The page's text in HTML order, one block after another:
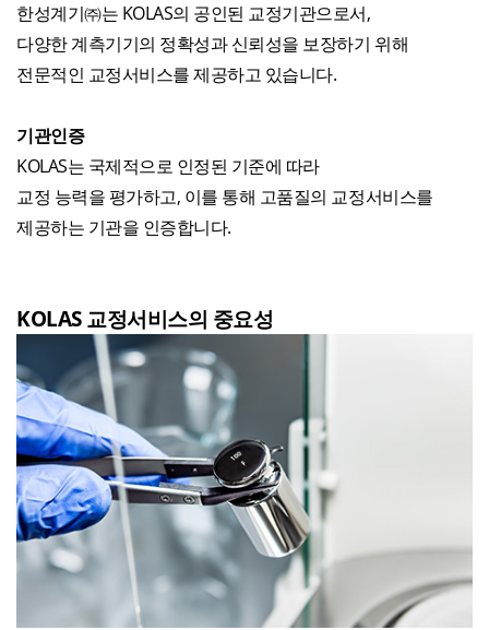
한성계기㈜는 KOLAS의 공인된 교정기관으로서,
다양한 계측기기의 정확성과 신뢰성을 보장하기 위해
전문적인 교정서비스를 제공하고 있습니다.
기관인증
KOLAS는 국제적으로 인정된 기준에 따라
교정 능력을 평가하고, 이를 통해 고품질의 교정서비스를
제공하는 기관을 인증합니다.
KOLAS 교정서비스의 중요성